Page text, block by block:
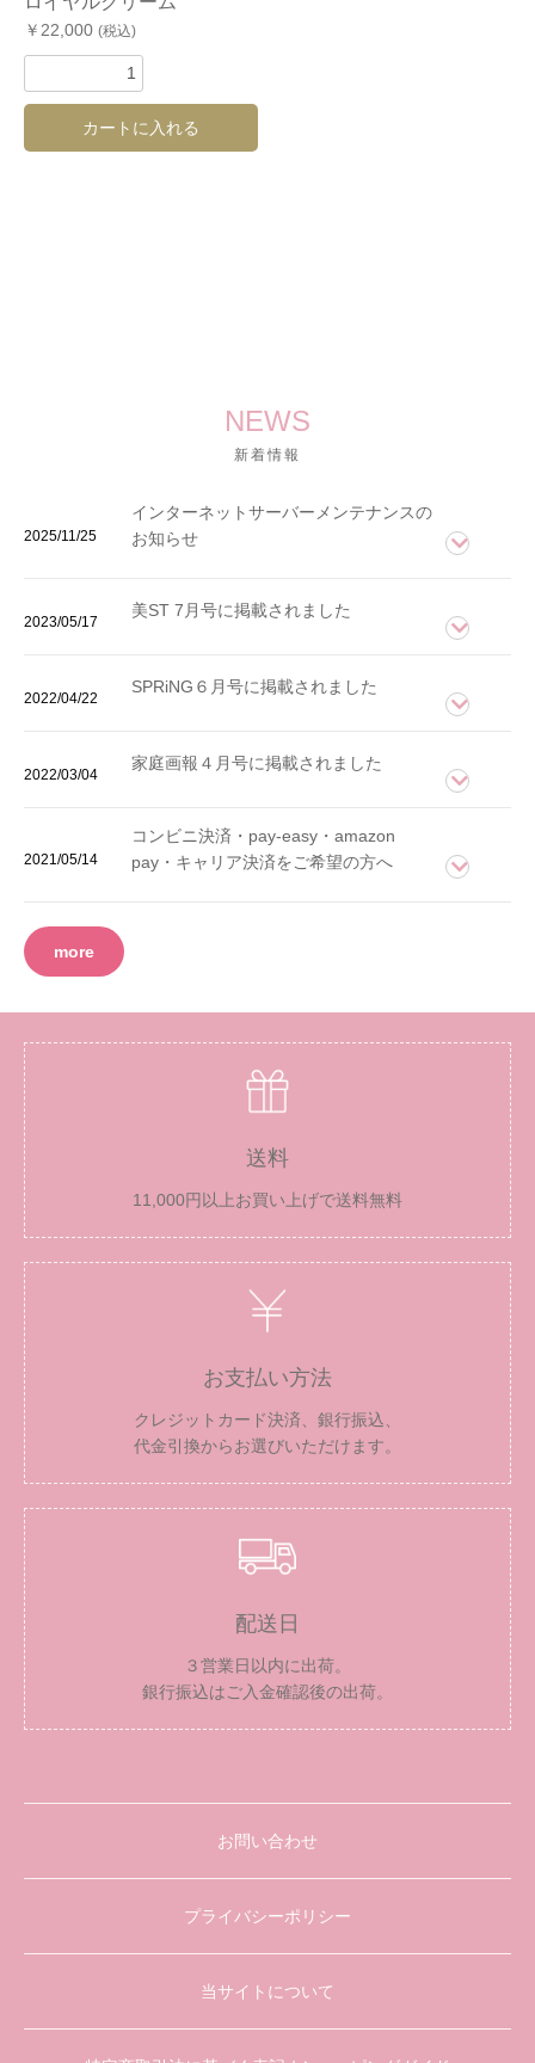
￥22,000 (税込)
カートに入れる
NEWS
新着情報
2025/11/25
インターネットサーバーメンテナンスの
お知らせ
2023/05/17
美ST 7月号に掲載されました
2022/04/22
SPRiNG６月号に掲載されました
2022/03/04
家庭画報４月号に掲載されました
2021/05/14
コンビニ決済・pay-easy・amazon
pay・キャリア決済をご希望の方へ
more
送料
11,000円以上お買い上げで送料無料
お支払い方法
クレジットカード決済、銀行振込、
代金引換からお選びいただけます。
配送日
３営業日以内に出荷。
銀行振込はご入金確認後の出荷。
お問い合わせ
プライバシーポリシー
当サイトについて